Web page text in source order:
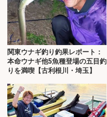
関東ウナギ釣り釣果レポート：
本命ウナギ他5魚種登場の五目釣
りを満喫【古利根川・埼玉】